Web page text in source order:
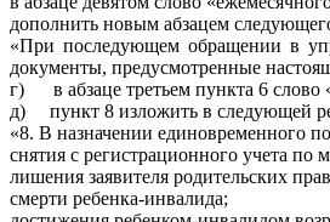
дополнить новым абзацем
«При последующем обращении в
документы, предусмотренные
г)
в абзаце третьем пункта 6
д)
пункт 8 изложить в следующей
«8. В назначении единовременного
снятия с регистрационного учета по
лишения заявителя родительских
смерти ребенка-инвалида;